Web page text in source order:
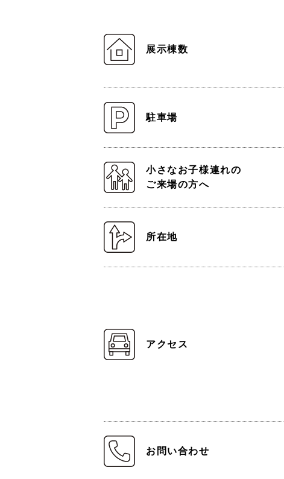
展示棟数
駐車場
小さなお子様連れの
ご来場の方へ
所在地
アクセス
お問い合わせ